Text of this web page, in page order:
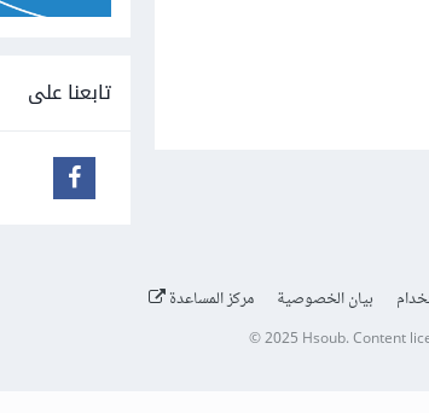
تابعنا على
بيان الخصوصية مركز المساعدة
© 2025 Hsoub.Content